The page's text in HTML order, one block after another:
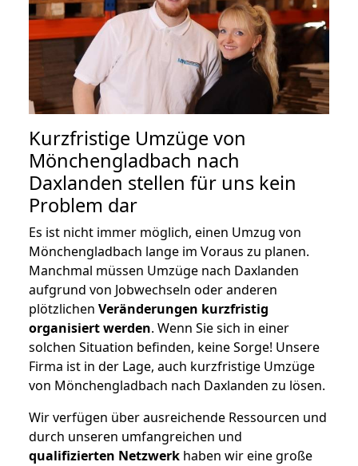
Kurzfristige Umzüge von
Mönchengladbach nach
Daxlanden stellen für uns kein
Problem dar
Es ist nicht immer möglich, einen Umzug von
Mönchengladbach lange im Voraus zu planen.
Manchmal müssen Umzüge nach Daxlanden
aufgrund von Jobwechseln oder anderen
plötzlichen Veränderungen kurzfristig
organisiert werden. Wenn Sie sich in einer
solchen Situation befinden, keine Sorge! Unsere
Firma ist in der Lage, auch kurzfristige Umzüge
von Mönchengladbach nach Daxlanden zu lösen.
Wir verfügen über ausreichende Ressourcen und
durch unseren umfangreichen und
qualifizierten Netzwerk haben wir eine große